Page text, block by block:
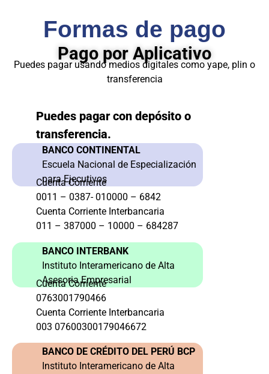
Formas de pago
Pago por Aplicativo
Puedes pagar usando medios digitales como yape, plin o
transferencia
Puedes pagar con depósito o
transferencia.
BANCO CONTINENTAL
Escuela Nacional de Especialización
para Ejecutivos
Cuenta Corriente
0011 – 0387- 010000 – 6842
Cuenta Corriente Interbancaria
011 – 387000 – 10000 – 684287
BANCO INTERBANK
Instituto Interamericano de Alta
Asesoria Empresarial
Cuenta Corriente
0763001790466
Cuenta Corriente Interbancaria
003 07600300179046672
BANCO DE CRÉDITO DEL PERÚ BCP
Instituto Interamericano de Alta